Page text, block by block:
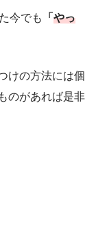
今でも 「 やっ
けの方法には個
のがあれば是非